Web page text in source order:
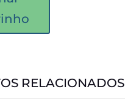
RELACIONADOS